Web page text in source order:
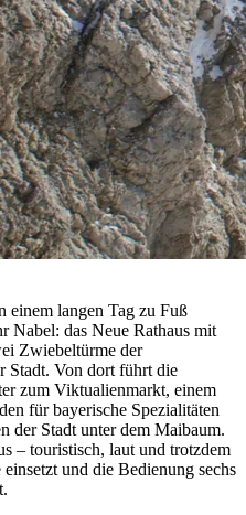
einem langen Tag zu Fuß
Nabel: das Neue Rathaus mit
Zwiebeltürme der
Stadt. Von dort führt die
zum Viktualienmarkt, einem
für bayerische Spezialitäten
der Stadt unter dem Maibaum.
– touristisch, laut und trotzdem
und die Bedienung sechs